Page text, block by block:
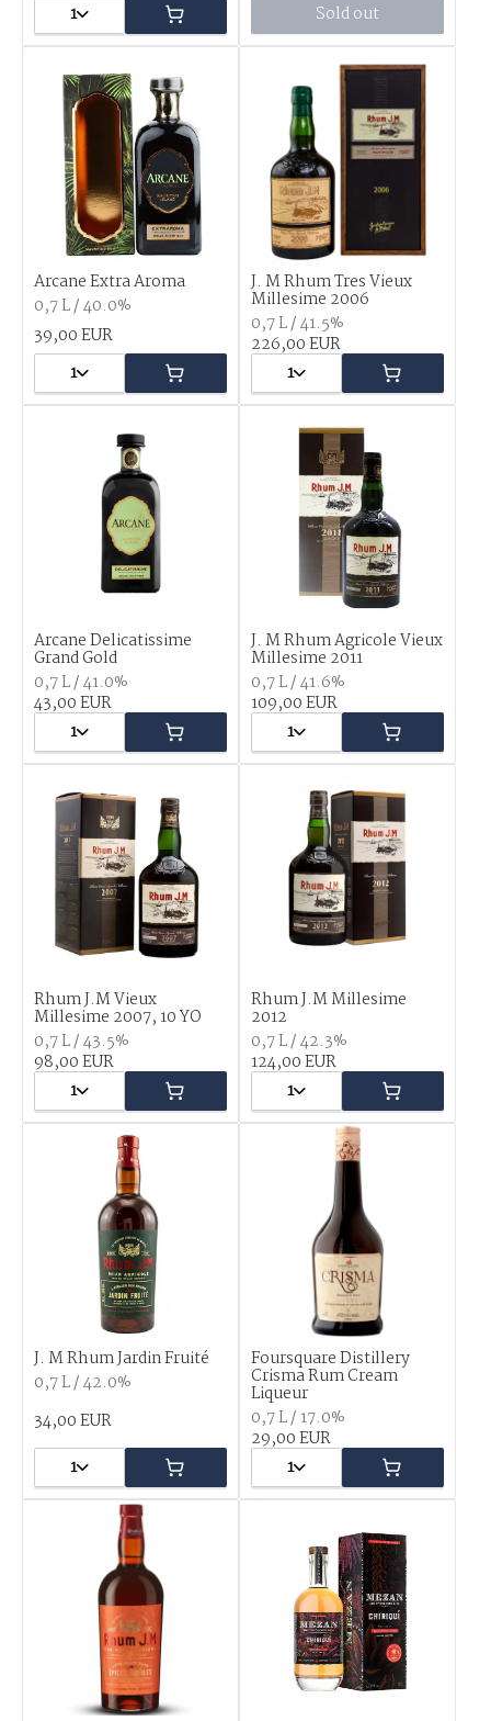
1
Sold out
Arcane Extra Aroma
0,7 L / 40.0%
39,00 EUR
1
J. M Rhum Tres Vieux
Millesime 2006
0,7 L / 41.5%
226,00 EUR
1
Arcane Delicatissime
Grand Gold
0,7 L / 41.0%
43,00 EUR
1
J. M Rhum Agricole Vieux
Millesime 2011
0,7 L / 41.6%
109,00 EUR
1
Rhum J.M Vieux
Millesime 2007, 10 YO
0,7 L / 43.5%
98,00 EUR
1
Rhum J.M Millesime
2012
0,7 L / 42.3%
124,00 EUR
1
J. M Rhum Jardin Fruité
0,7 L / 42.0%
34,00 EUR
1
Foursquare Distillery
Crisma Rum Cream
Liqueur
0,7 L / 17.0%
29,00 EUR
1